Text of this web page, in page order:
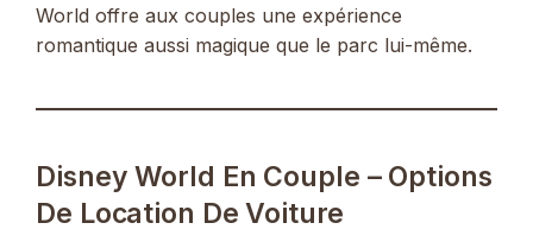
World offre aux couples une expérience
romantique aussi magique que le parc lui-même.
Disney World En Couple – Options
De Location De Voiture